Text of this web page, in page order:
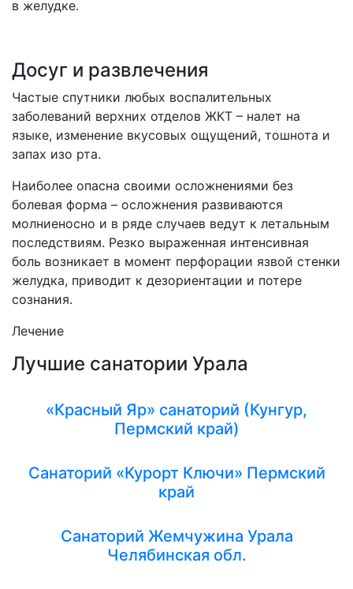
в желудке.
Досуг и развлечения
Частые спутники любых воспалительных
заболеваний верхних отделов ЖКТ – налет на
языке, изменение вкусовых ощущений, тошнота и
запах изо рта.
Наиболее опасна своими осложнениями без
болевая форма – осложнения развиваются
молниеносно и в ряде случаев ведут к летальным
последствиям. Резко выраженная интенсивная
боль возникает в момент перфорации язвой стенки
желудка, приводит к дезориентации и потере
сознания.
Лечение
Лучшие санатории Урала
«Красный Яр» санаторий (Кунгур,
Пермский край)
Санаторий «Курорт Ключи» Пермский
край
Санаторий Жемчужина Урала
Челябинская обл.